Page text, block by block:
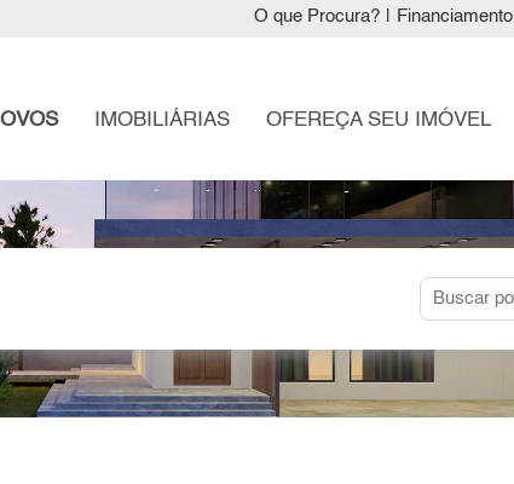
O que Procura? Financiamento
IMOBILIÁRIAS OFEREÇA SEU IMÓVEL